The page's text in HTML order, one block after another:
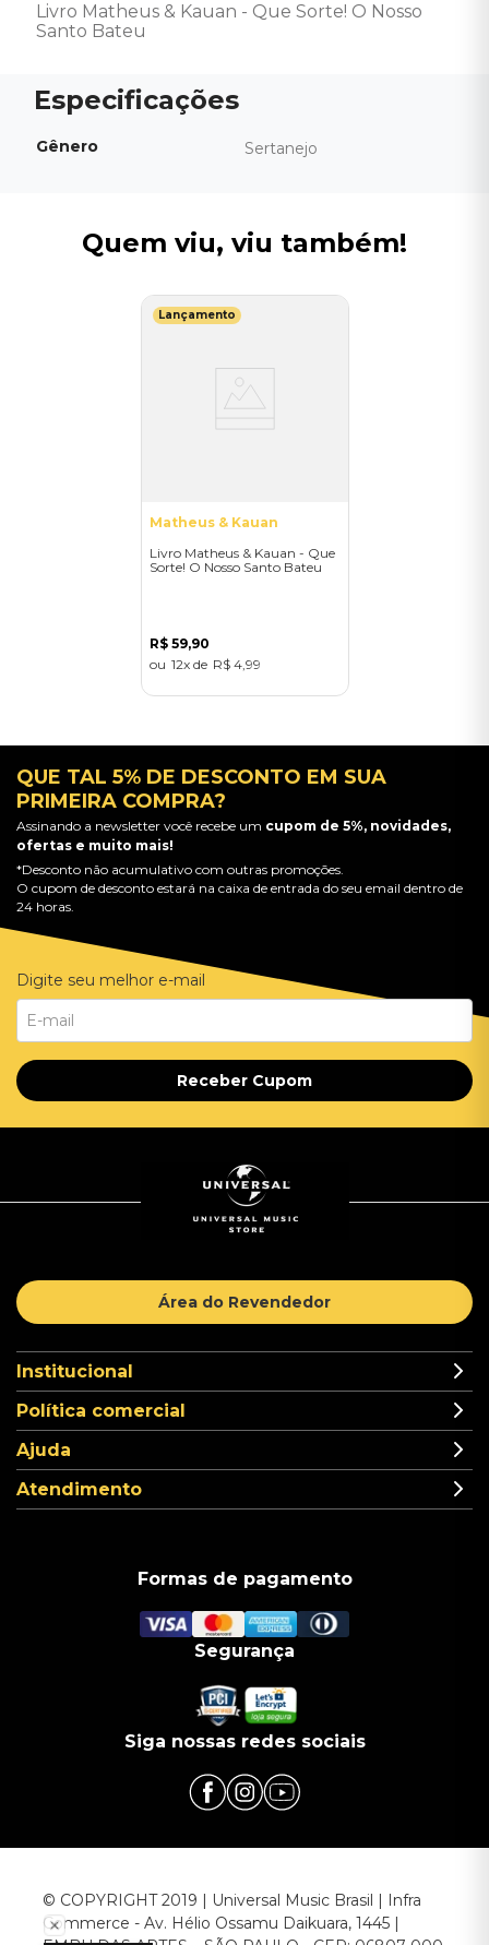
Livro Matheus & Kauan - Que Sorte! O Nosso
Santo Bateu
Gênero Sertanejo
Quem viu, viu também!
Lançamento
Matheus & Kauan
Livro Matheus & Kauan - Que
Sorte! O Nosso Santo Bateu
R$ 59,90
12
R$ 4, 99
QUE TAL 5% DE DESCONTO EM SUA
PRIMEIRA COMPRA?
Assinando a newsletter você recebe um cupom de 5%, novidades,
ofertas e muito mais!
*Desconto não acumulativo com outras promoções.
O cupom de desconto estará na caixa de entrada do seu email dentro de
24 horas.
Digite seu melhor e-mail
Receber Cupom
Área do Revendedor
Institucional
Política comercial
Ajuda
Atendimento
Formas de pagamento
Segurança
Siga nossas redes sociais
© COPYRIGHT 2019 | Universal Music Brasil | Infra
Commerce - Av. Hélio Ossamu Daikuara, 1445 |